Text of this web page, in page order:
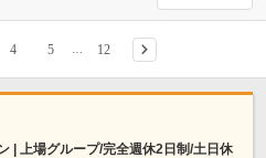
4 5 12
| 上場グループ/完全週休2日制/土日休